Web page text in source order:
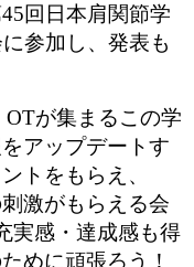
回日本肩関節学
参加し、発表も
が集まるこの学
アップデートす
トをもらえ、
激がもらえる会
実感・達成感も得
めに頑張ろう！